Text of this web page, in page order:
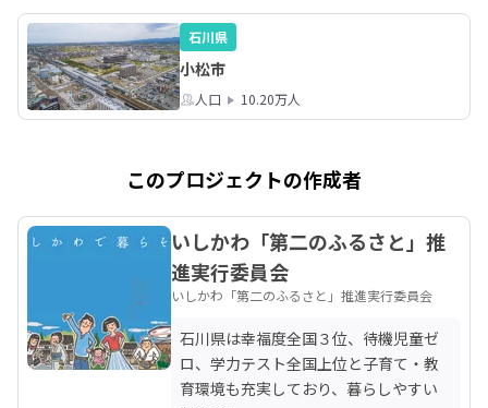
石川県
小松市
人口 10.20万人
このプロジェクトの作成者
いしかわ「第二のふるさと」推
進実行委員会
いしかわ「第二のふるさと」推進実行委員会
石川県は幸福度全国３位、待機児童ゼ
ロ、学力テスト全国上位と子育て・教
育環境も充実しており、暮らしやすい